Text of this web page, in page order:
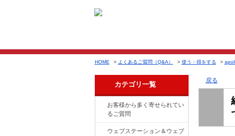
HOME > よくあるご質問（Q&A） > 使う・得をする >
カテゴリ一覧
お客様から多く寄せられてい
るご質問
ウェブステーション＆ウェブ
戻る